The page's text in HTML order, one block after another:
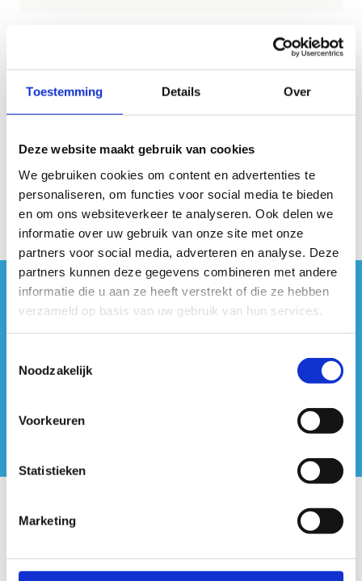
Toestemming Details Over
Deze website maakt gebruik van cookies
We gebruiken cookies om content en advertenties te
personaliseren, om functies voor social media te bieden
en om ons websiteverkeer te analyseren. Ook delen we
informatie over uw gebruik van onze site met onze
partners voor social media, adverteren en analyse. Deze
partners kunnen deze gegevens combineren met andere
informatie die u aan ze heeft verstrekt of die ze hebben
verzameld op basis van uw gebruik van hun services.
Noodzakelijk
Voorkeuren
Statistieken
Marketing
Geen fiches gevonden.
#sportersbelevenmeer
Onze centra
Sport Vlaanderen Hoofdzetel